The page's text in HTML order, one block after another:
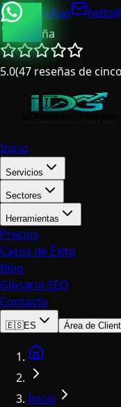
WhatsApp
España
5.0(47 reseñas de
Inicio
Servicios
Sectores
Herramientas
Precios
Casos de Éxito
Blog
Glosario SEO
Contacto
Inglés
ItalianoEspañol
🇪🇸ES Área de
Inicio